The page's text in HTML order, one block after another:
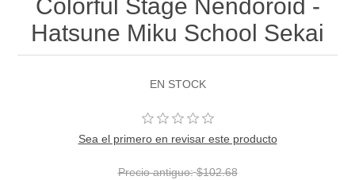
Colorful Stage Nendoroid -
Hatsune Miku School Sekai
EN STOCK
Sea el primero en revisar este producto
Precio antiguo: $102.68